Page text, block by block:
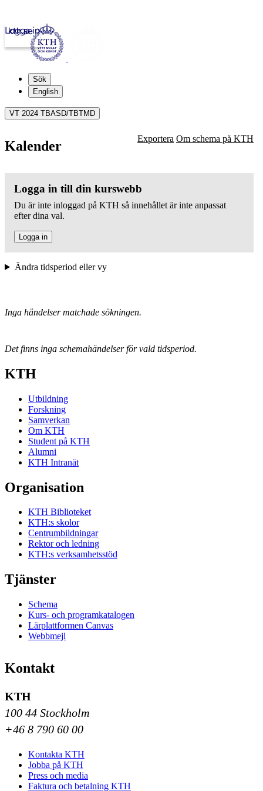
kth.se
Logga in
Sök
English
VT 2024 TBASD/TBTMD
Kalender Exportera Om schema på KTH
Logga in till din kurswebb
Du är inte inloggad på KTH så innehållet är inte anpassat
efter dina val.
Logga in
Ändra tidsperiod eller vy
Inga händelser matchade sökningen.
Det finns inga schemahändelser för vald tidsperiod.
KTH
Utbildning
Forskning
Samverkan
Om KTH
Student på KTH
Alumni
KTH Intranät
Organisation
KTH Biblioteket
KTH:s skolor
Centrumbildningar
Rektor och ledning
KTH:s verksamhetsstöd
Tjänster
Schema
Kurs- och programkatalogen
Lärplattformen Canvas
Webbmejl
Kontakt
KTH
100 44 Stockholm
+46 8 790 60 00
Kontakta KTH
Jobba på KTH
Press och media
Faktura och betalning KTH